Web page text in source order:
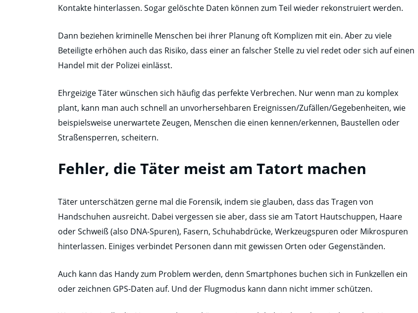
Kontakte hinterlassen. Sogar gelöschte Daten können zum Teil wieder rekonstruiert werden.
Dann beziehen kriminelle Menschen bei ihrer Planung oft Komplizen mit ein. Aber zu viele
Beteiligte erhöhen auch das Risiko, dass einer an falscher Stelle zu viel redet oder sich auf einen
Handel mit der Polizei einlässt.
Ehrgeizige Täter wünschen sich häufig das perfekte Verbrechen. Nur wenn man zu komplex
plant, kann man auch schnell an unvorhersehbaren Ereignissen/Zufällen/Gegebenheiten, wie
beispielsweise unerwartete Zeugen, Menschen die einen kennen/erkennen, Baustellen oder
Straßensperren, scheitern.
Fehler, die Täter meist am Tatort machen
Täter unterschätzen gerne mal die Forensik, indem sie glauben, dass das Tragen von
Handschuhen ausreicht. Dabei vergessen sie aber, dass sie am Tatort Hautschuppen, Haare
oder Schweiß (also DNA-Spuren), Fasern, Schuhabdrücke, Werkzeugspuren oder Mikrospuren
hinterlassen. Einiges verbindet Personen dann mit gewissen Orten oder Gegenständen.
Auch kann das Handy zum Problem werden, denn Smartphones buchen sich in Funkzellen ein
oder zeichnen GPS-Daten auf. Und der Flugmodus kann dann nicht immer schützen.